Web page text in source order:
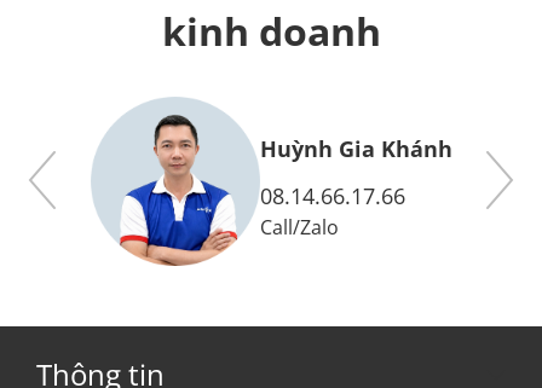
kinh doanh
Huỳnh Gia Khánh
08.14.66.17.66
Call/Zalo
Thông tin